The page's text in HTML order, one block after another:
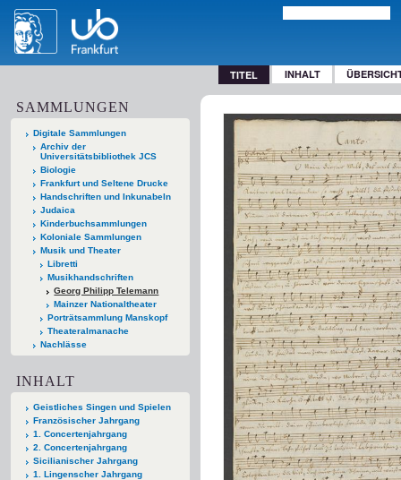
TITEL INHALT
SAMMLUNGEN
Digitale Sammlungen
Archiv der
Universitätsbibliothek JCS
Biologie
Frankfurt und Seltene Drucke
Handschriften und Inkunabeln
Judaica
Kinderbuchsammlungen
Koloniale Sammlungen
Musik und Theater
Libretti
Musikhandschriften
Georg Philipp Telemann
Mainzer Nationaltheater
Porträtsammlung Manskopf
Theateralmanache
Nachlässe
INHALT
Geistliches Singen und Spielen
Französischer Jahrgang
1. Concertenjahrgang
2. Concertenjahrgang
Sicilianischer Jahrgang
1. Lingenscher Jahrgang